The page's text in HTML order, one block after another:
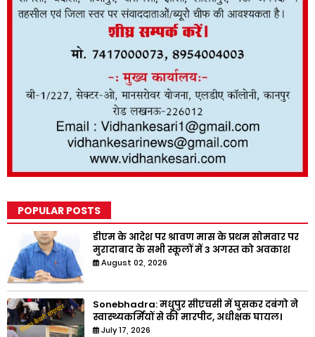
POPULAR POSTS
डीएम के आदेश पर श्रावण मास के प्रथम सोमवार पर
मुरादाबाद के सभी स्कूलों में 3 अगस्त को अवकाश
August 02, 2026
Sonebhadra: मधुपुर सीएचसी में घुसकर दबंगो ने
स्वास्थ्यकर्मियों से की मारपीट, अधीक्षक घायल।
July 17, 2026